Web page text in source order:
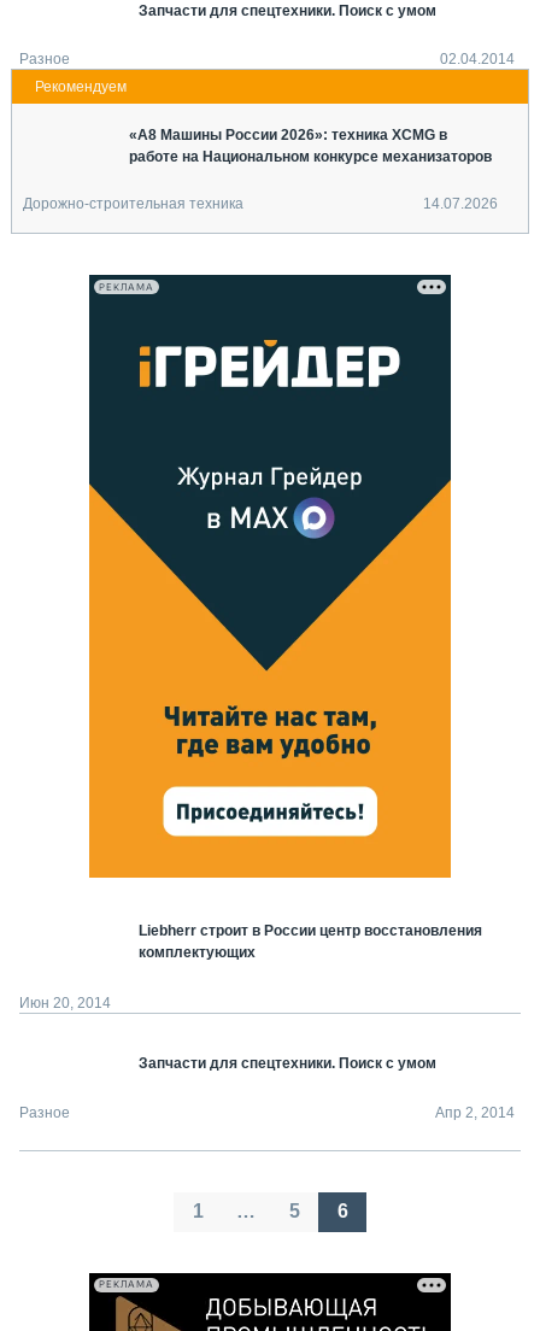
Запчасти для спецтехники. Поиск с умом
Разное 02.04.2014
«А8 Машины России 2026»: техника XCMG в
работе на Национальном конкурсе механизаторов
Дорожно-строительная техника 14.07.2026
РЕКЛАМА
Liebherr строит в России центр восстановления
комплектующих
Июн 20, 2014
Запчасти для спецтехники. Поиск с умом
Разное Апр 2, 2014
Пагинация
1 … 5 6
РЕКЛАМА